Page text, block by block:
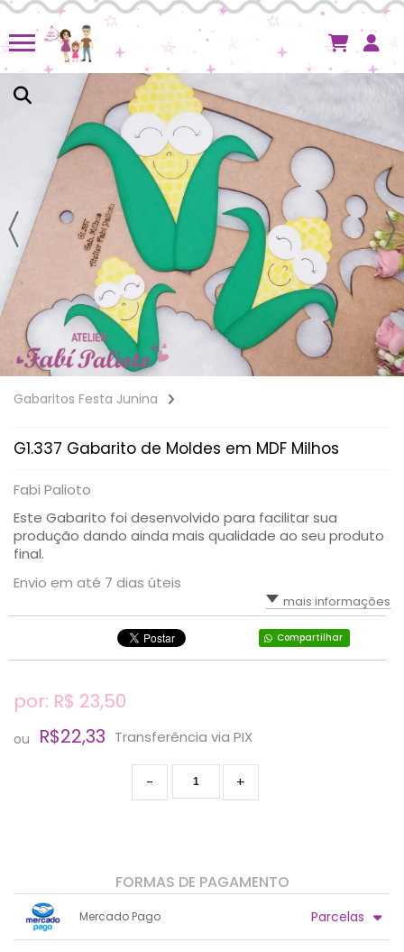
Gabaritos Festa Junina
G1.337 Gabarito de Moldes em MDF Milhos
Fabi Palioto
Este Gabarito foi desenvolvido para facilitar sua
produção dando ainda mais qualidade ao seu produto
final.
Envio em até 7 dias úteis
mais informações
Compartilhar
por: R$ 23,50
ou R$22,33 Transferência via PIX
+
-
FORMAS DE PAGAMENTO
Mercado Pago Parcelas